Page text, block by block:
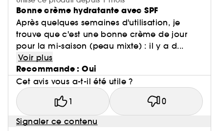
Bonne crème hydratante avec SPF
Après quelques semaines d'utilisation, je
trouve que c'est une bonne crème de jour
pour la mi-saison (peau mixte) : il y a d...
Voir plus
Recommande : Oui
Cet avis vous a-t-il été utile ?
1 0
Signaler ce contenu